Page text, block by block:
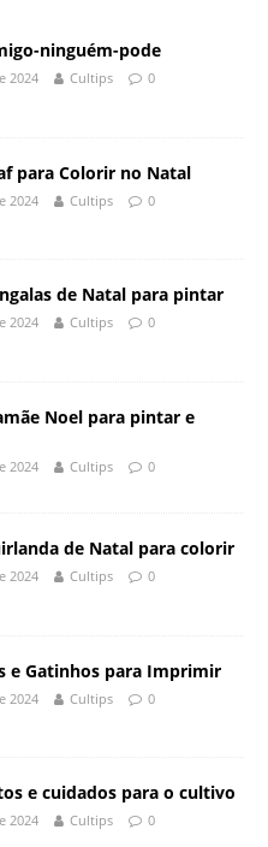
ninguém-pode
2024 Cultips 0
para Colorir no Natal
2024 Cultips 0
de Natal para pintar
2024 Cultips 0
Noel para pintar e
2024 Cultips 0
de Natal para colorir
2024 Cultips 0
e Gatinhos para Imprimir
2024 Cultips 0
e cuidados para o cultivo
2024 Cultips 0